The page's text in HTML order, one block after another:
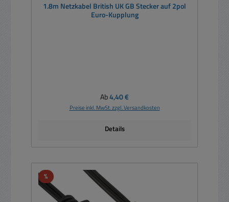
1.8m Netzkabel British UK GB Stecker auf 2pol
Euro-Kupplung
Regulärer Preis:
Ab4,40 €
Preise inkl. MwSt. zzgl. Versandkosten
Details
%Rabatt